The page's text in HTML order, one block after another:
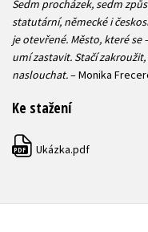
Sedm procházek, sedm
statutární, německé i
je otevřené. Město, které
umí zastavit. Stačí
naslouchat.– Monika
Ke stažení
PDF Ukázka.pdf